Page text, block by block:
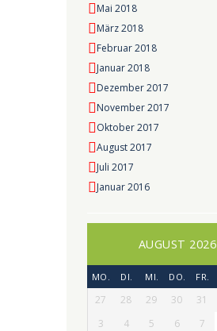
Mai 2018
März 2018
Februar 2018
Januar 2018
Dezember 2017
November 2017
Oktober 2017
August 2017
Juli 2017
Januar 2016
AUGUST 2026
MO. DI. MI. DO. FR.
27 28 29 30 31
3
4 5 6 7